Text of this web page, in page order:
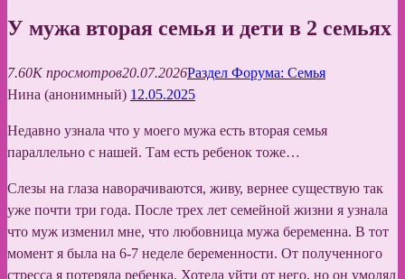
У мужа вторая семья и дети в 2 семьях
7.60K просмотров20.07.2026Раздел Форума: Семья
Нина (анонимный) 12.05.2025
Недавно узнала что у моего мужа есть вторая семья
параллельно с нашей. Там есть ребенок тоже…
Слезы на глаза наворачиваются, живу, вернее существую так
уже почти три года. После трех лет семейной жизни я узнала
что муж изменил мне, что любовница мужа беременна. В тот
момент я была на 6-7 неделе беременности. От полученного
стресса я потеряла ребенка. Хотела уйти от него, но он умолял